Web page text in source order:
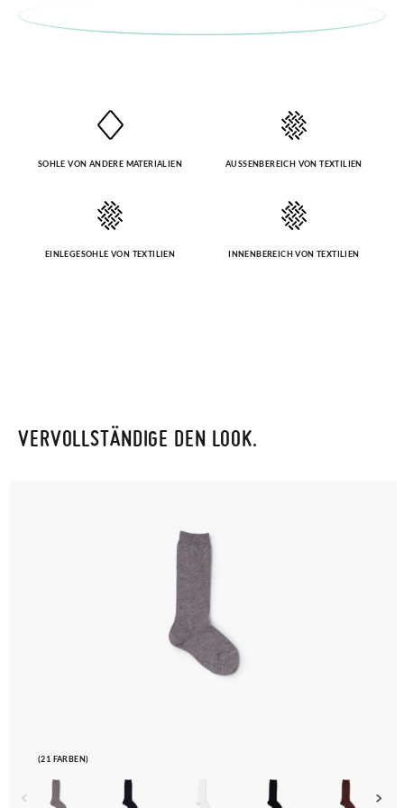
SOHLE VON ANDERE MATERIALIEN AUSSENBEREICH VON TEXTILIEN
EINLEGESOHLE VON TEXTILIEN INNENBEREICH VON TEXTILIEN
VERVOLLSTÄNDIGE DEN LOOK.
(21 FARBEN)